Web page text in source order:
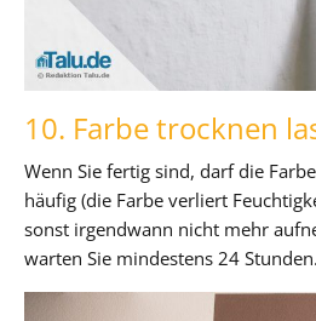
10. Farbe trocknen
Wenn Sie fertig sind, darf die
häufig (die Farbe verliert
sonst irgendwann nicht mehr
warten Sie mindestens 24 Stunden.